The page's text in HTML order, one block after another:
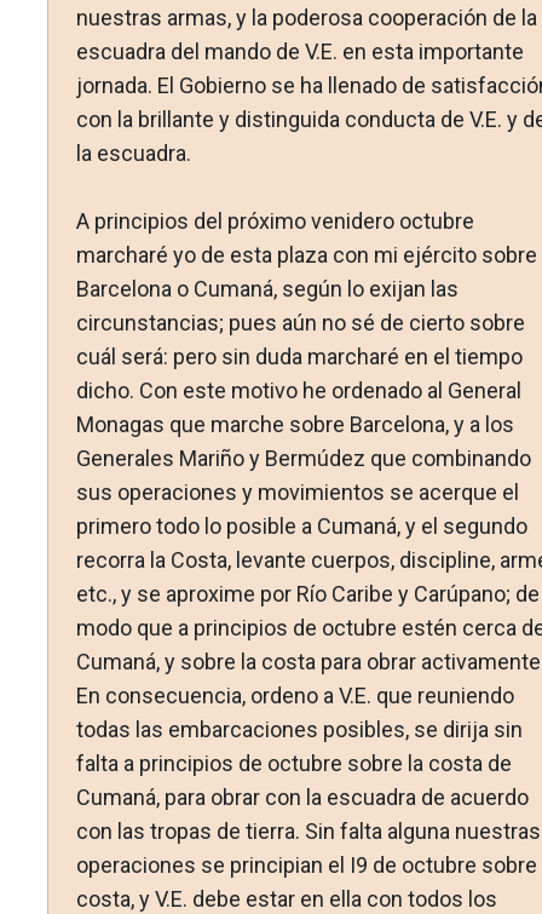
nuestras armas, y la po­derosa cooperación de la
escuadra del mando de V.E. en esta importante
jornada. El Gobierno se ha llenado de
con la brillante y distinguida conducta de V.E. y
la es­cuadra.
A principios del próximo venidero octubre
marcharé yo de esta plaza con mi ejército sobre
Barcelona o Cumaná, según lo exijan las
circunstancias; pues aún no sé de cierto sobre
cuál será: pero sin duda marcharé en el tiempo
dicho. Con este mo­tivo he ordenado al General
Monagas que marche sobre Bar­celona, y a los
Generales Mariño y Bermúdez que combinando
sus operaciones y movimientos se acerque el
primero todo lo posible a Cumaná, y el segundo
recorra la Costa, levante cuer­pos, discipline,
etc., y se aproxime por Río Caribe y Carúpano; de
modo que a principios de octubre estén cerca
Cumaná, y sobre la costa para obrar
En conse­cuencia, ordeno a V.E. que reuniendo
todas las embarcacio­nes posibles, se dirija sin
falta a principios de octubre sobre la costa de
Cumaná, para obrar con la escuadra de acuerdo
con las tropas de tierra. Sin falta alguna nuestras
operaciones se principian el I9 de octubre sobre
costa, y V.E. debe estar en ella con todos los